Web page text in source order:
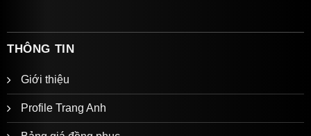
THÔNG TIN
Giới thiệu
Profile Trang Anh